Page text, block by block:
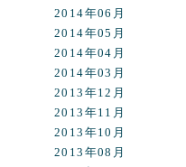
2014年06月
2014年05月
2014年04月
2014年03月
2013年12月
2013年11月
2013年10月
2013年08月